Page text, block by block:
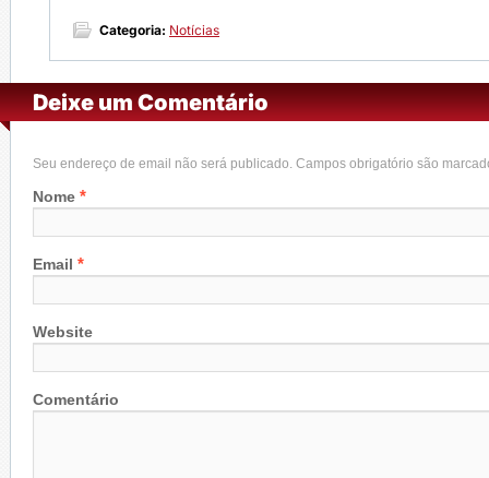
Categoria: Notícias
Deixe um Comentário
Seu endereço de email não será publicado. Campos obrigatório são
Nome *
Email *
Website
Comentário